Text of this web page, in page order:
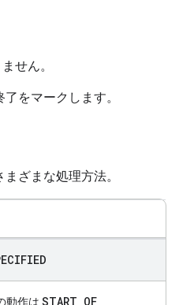
せん。
をマークします。
ざまな処理方法。
動作は START_OF_